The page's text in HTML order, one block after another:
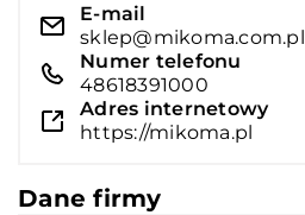
E-mail
sklep@mikoma.com.pl
Numer telefonu
48618391000
Adres internetowy
https://mikoma.pl
Dane firmy